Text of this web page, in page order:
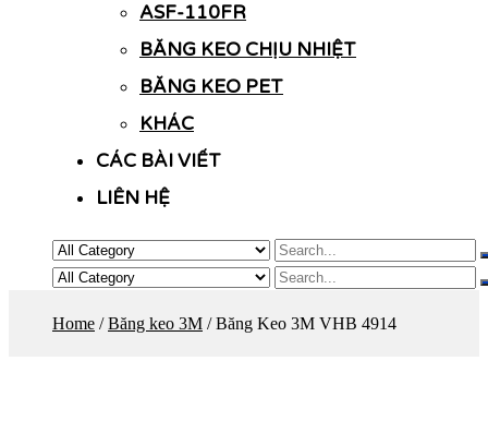
ASF-110FR
BĂNG KEO CHỊU NHIỆT
BĂNG KEO PET
KHÁC
CÁC BÀI VIẾT
LIÊN HỆ
Home /Băng keo 3M / Băng Keo 3M VHB 4914